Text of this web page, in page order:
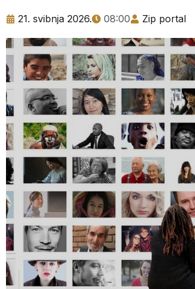
21. svibnja 2026. 08:00 Zip portal